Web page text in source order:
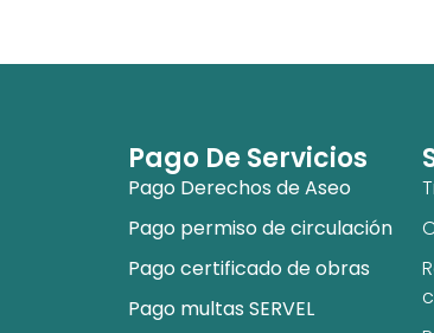
Pago De Servicios
Pago Derechos de Aseo
Pago permiso de circulación
Pago certificado de obras
Pago multas SERVEL